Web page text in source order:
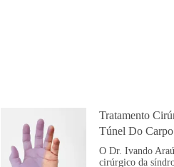
Tratamento
Túnel Do Carpo
O Dr. Ivando
cirúrgico da